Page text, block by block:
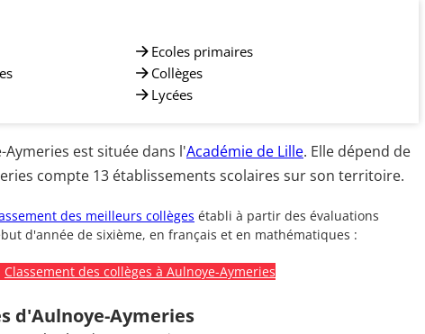
Ecoles primaires
Collèges
Lycées
est située dans l'Académie de Lille. Elle dépend de
compte 13 établissements scolaires sur son territoire.
des meilleurs collèges établi à partir des évaluations
d'année de sixième, en français et en mathématiques :
Classement des collèges à Aulnoye-Aymeries
d'Aulnoye-Aymeries